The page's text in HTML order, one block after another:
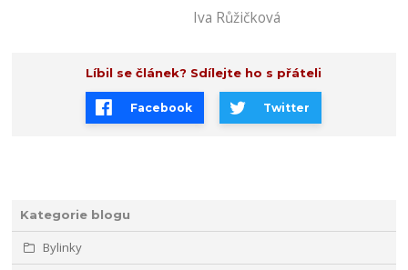
Kategorie blogu
Bylinky
Iva Růžičková
Líbil se článek? Sdílejte ho s přáteli
Facebook Twitter